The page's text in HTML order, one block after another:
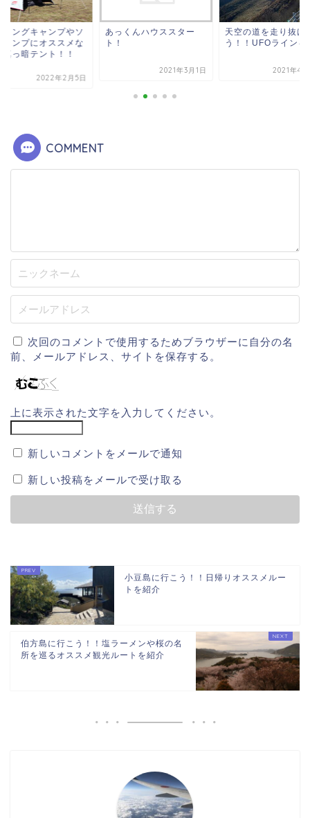
リングキャンプやソ
ャンプにオススメな
真っ暗テント！！
2022年2月5日
あっくんハウススター
ト！
2021年3月1日
天空の道を走り抜け
う！！UFOラインを
2021年4
COMMENT
次回のコメントで使用するためブラウザーに自分の名
前、メールアドレス、サイトを保存する。
上に表示された文字を入力してください。
新しいコメントをメールで通知
新しい投稿をメールで受け取る
小豆島に行こう！！日帰りオススメルー
トを紹介
伯方島に行こう！！塩ラーメンや桜の名
所を巡るオススメ観光ルートを紹介